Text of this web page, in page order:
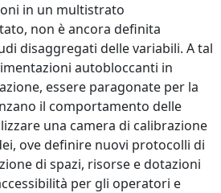
in un multistrato
non è ancora definita
disaggregati delle variabili. A tal
autobloccanti in
essere paragonate per la
il comportamento delle
una camera di calibrazione
ove definire nuovi protocolli di
di spazi, risorse e dotazioni
per gli operatori e